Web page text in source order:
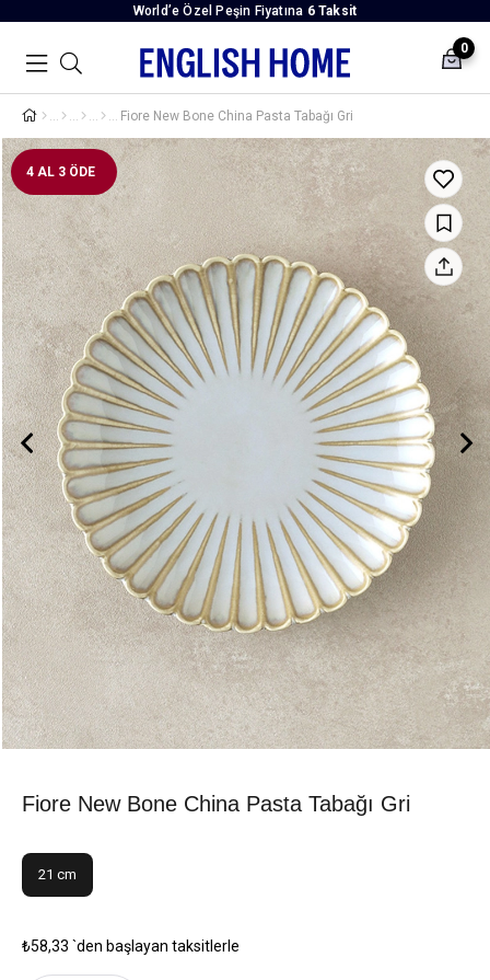
World’e Özel Peşin Fiyatına 6 Taksit
0
Fiore New Bone China Pasta Tabağı Gri
4 AL 3 ÖDE
Fiore New Bone China Pasta Tabağı Gri
21 cm
₺58,33 `den başlayan taksitlerle